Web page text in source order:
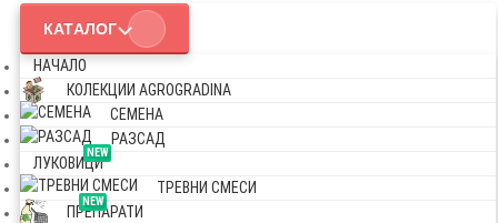
КАТАЛОГ
НАЧАЛО
КОЛЕКЦИИ AGROGRADINA
СЕМЕНА
РАЗСАД
NEW
ЛУКОВИЦИ
ТРЕВНИ СМЕСИ
NEW
ПРЕПАРАТИ